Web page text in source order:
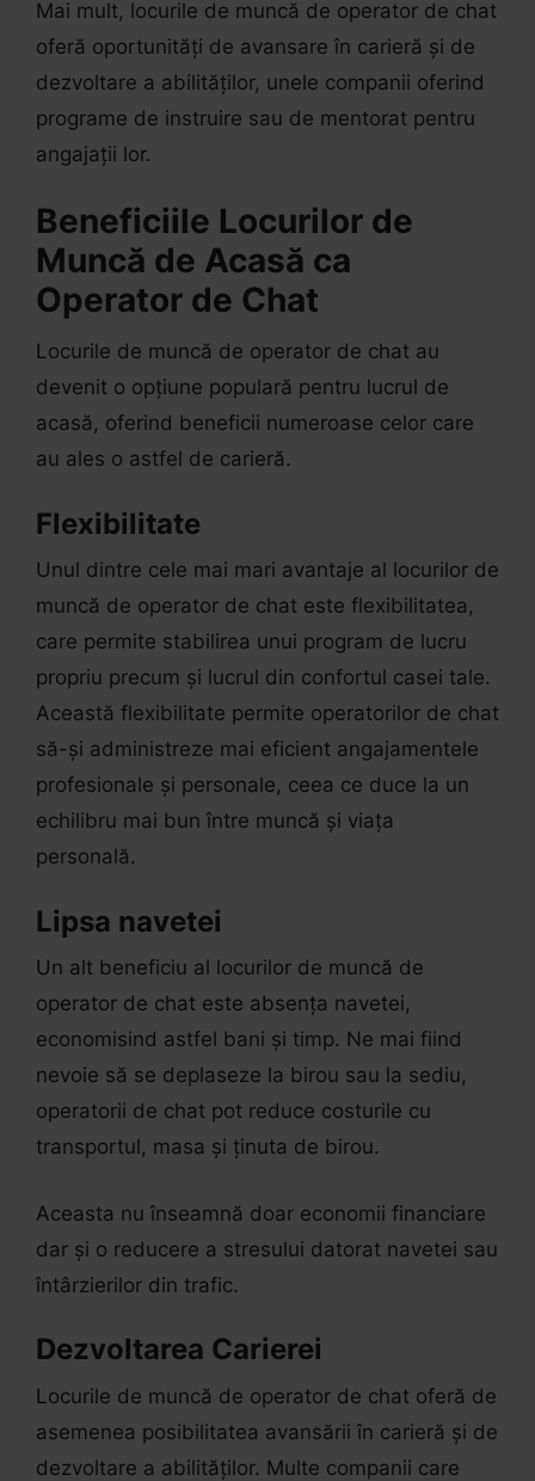
Mai mult, locurile de muncă de operator de chat
oferă oportunități de avansare în carieră și de
dezvoltare a abilităților, unele companii oferind
programe de instruire sau de mentorat pentru
angajații lor.
Beneficiile Locurilor de
Muncă de Acasă ca
Operator de Chat
Locurile de muncă de operator de chat au
devenit o opțiune populară pentru lucrul de
acasă, oferind beneficii numeroase celor care
au ales o astfel de carieră.
Flexibilitate
Unul dintre cele mai mari avantaje al locurilor de
muncă de operator de chat este flexibilitatea,
care permite stabilirea unui program de lucru
propriu precum și lucrul din confortul casei tale.
Această flexibilitate permite operatorilor de chat
să-și administreze mai eficient angajamentele
profesionale și personale, ceea ce duce la un
echilibru mai bun între muncă și viața
personală.
Lipsa navetei
Un alt beneficiu al locurilor de muncă de
operator de chat este absența navetei,
economisind astfel bani și timp. Ne mai fiind
nevoie să se deplaseze la birou sau la sediu,
operatorii de chat pot reduce costurile cu
transportul, masa și ținuta de birou.
Aceasta nu înseamnă doar economii financiare
dar și o reducere a stresului datorat navetei sau
întârzierilor din trafic.
Dezvoltarea Carierei
Locurile de muncă de operator de chat oferă de
asemenea posibilitatea avansării în carieră și de
dezvoltare a abilităților. Multe companii care